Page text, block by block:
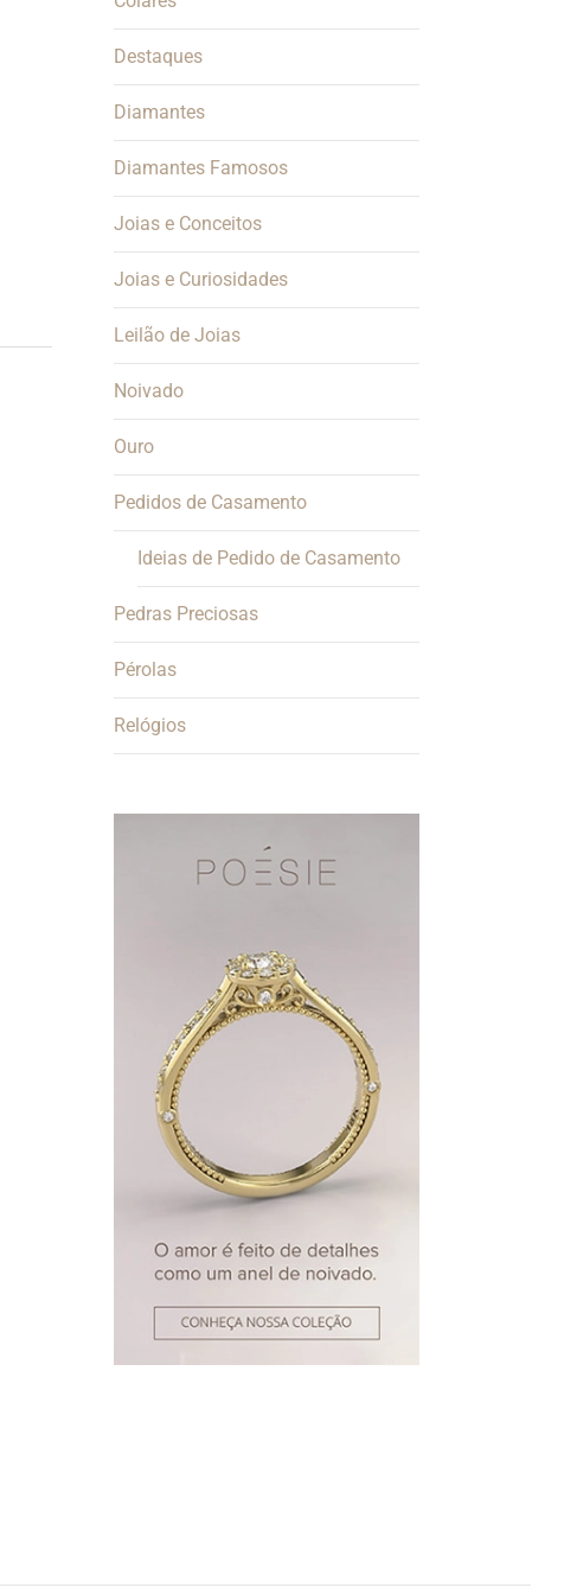
Destaques
Diamantes
Diamantes Famosos
Joias e Conceitos
Joias e Curiosidades
Leilão de Joias
Noivado
Ouro
Pedidos de Casamento
Ideias de Pedido de Casamento
Pedras Preciosas
Pérolas
Relógios